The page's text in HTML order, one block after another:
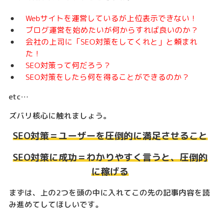
Webサイトを運営しているが上位表示できない！
ブログ運営を始めたいが何からすれば良いのか？
会社の上司に「SEO対策をしてくれと」と頼まれ
た！
SEO対策って何だろう？
SEO対策をしたら何を得ることができるのか？
etc…
ズバリ核心に触れましょう。
SEO対策＝ユーザーを圧倒的に満足させること
SEO対策に成功＝わかりやすく言うと、圧倒的
に稼げる
まずは、上の2つを頭の中に入れてこの先の記事内容を読
み進めてしてほしいです。